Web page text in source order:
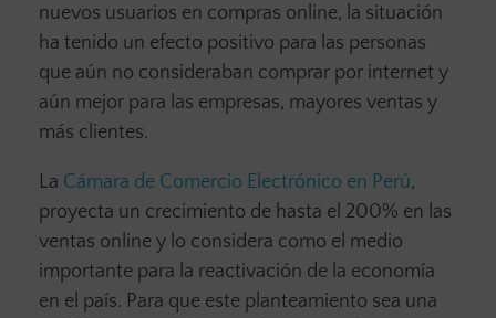
nuevos usuarios en compras online, la situación
ha tenido un efecto positivo para las personas
que aún no consideraban comprar por internet y
aún mejor para las empresas, mayores ventas y
más clientes.
La Cámara de Comercio Electrónico en Perú,
proyecta un crecimiento de hasta el 200% en las
ventas online y lo considera como el medio
importante para la reactivación de la economía
en el país. Para que este planteamiento sea una